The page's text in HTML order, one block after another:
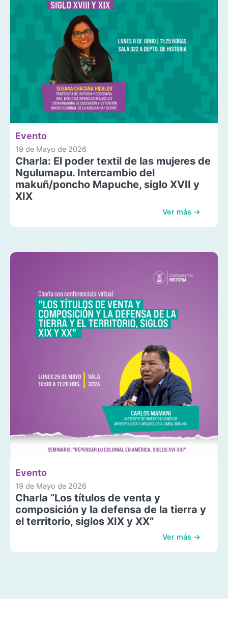
Evento
19 de Mayo de 2026
Charla: El poder textil de las mujeres de
Ngulumapu. Intercambio del
makuñ/poncho Mapuche, siglo XVII y
XIX
Ver más →
Evento
19 de Mayo de 2026
Charla “Los títulos de venta y
composición y la defensa de la tierra y
el territorio, siglos XIX y XX”
Ver más →